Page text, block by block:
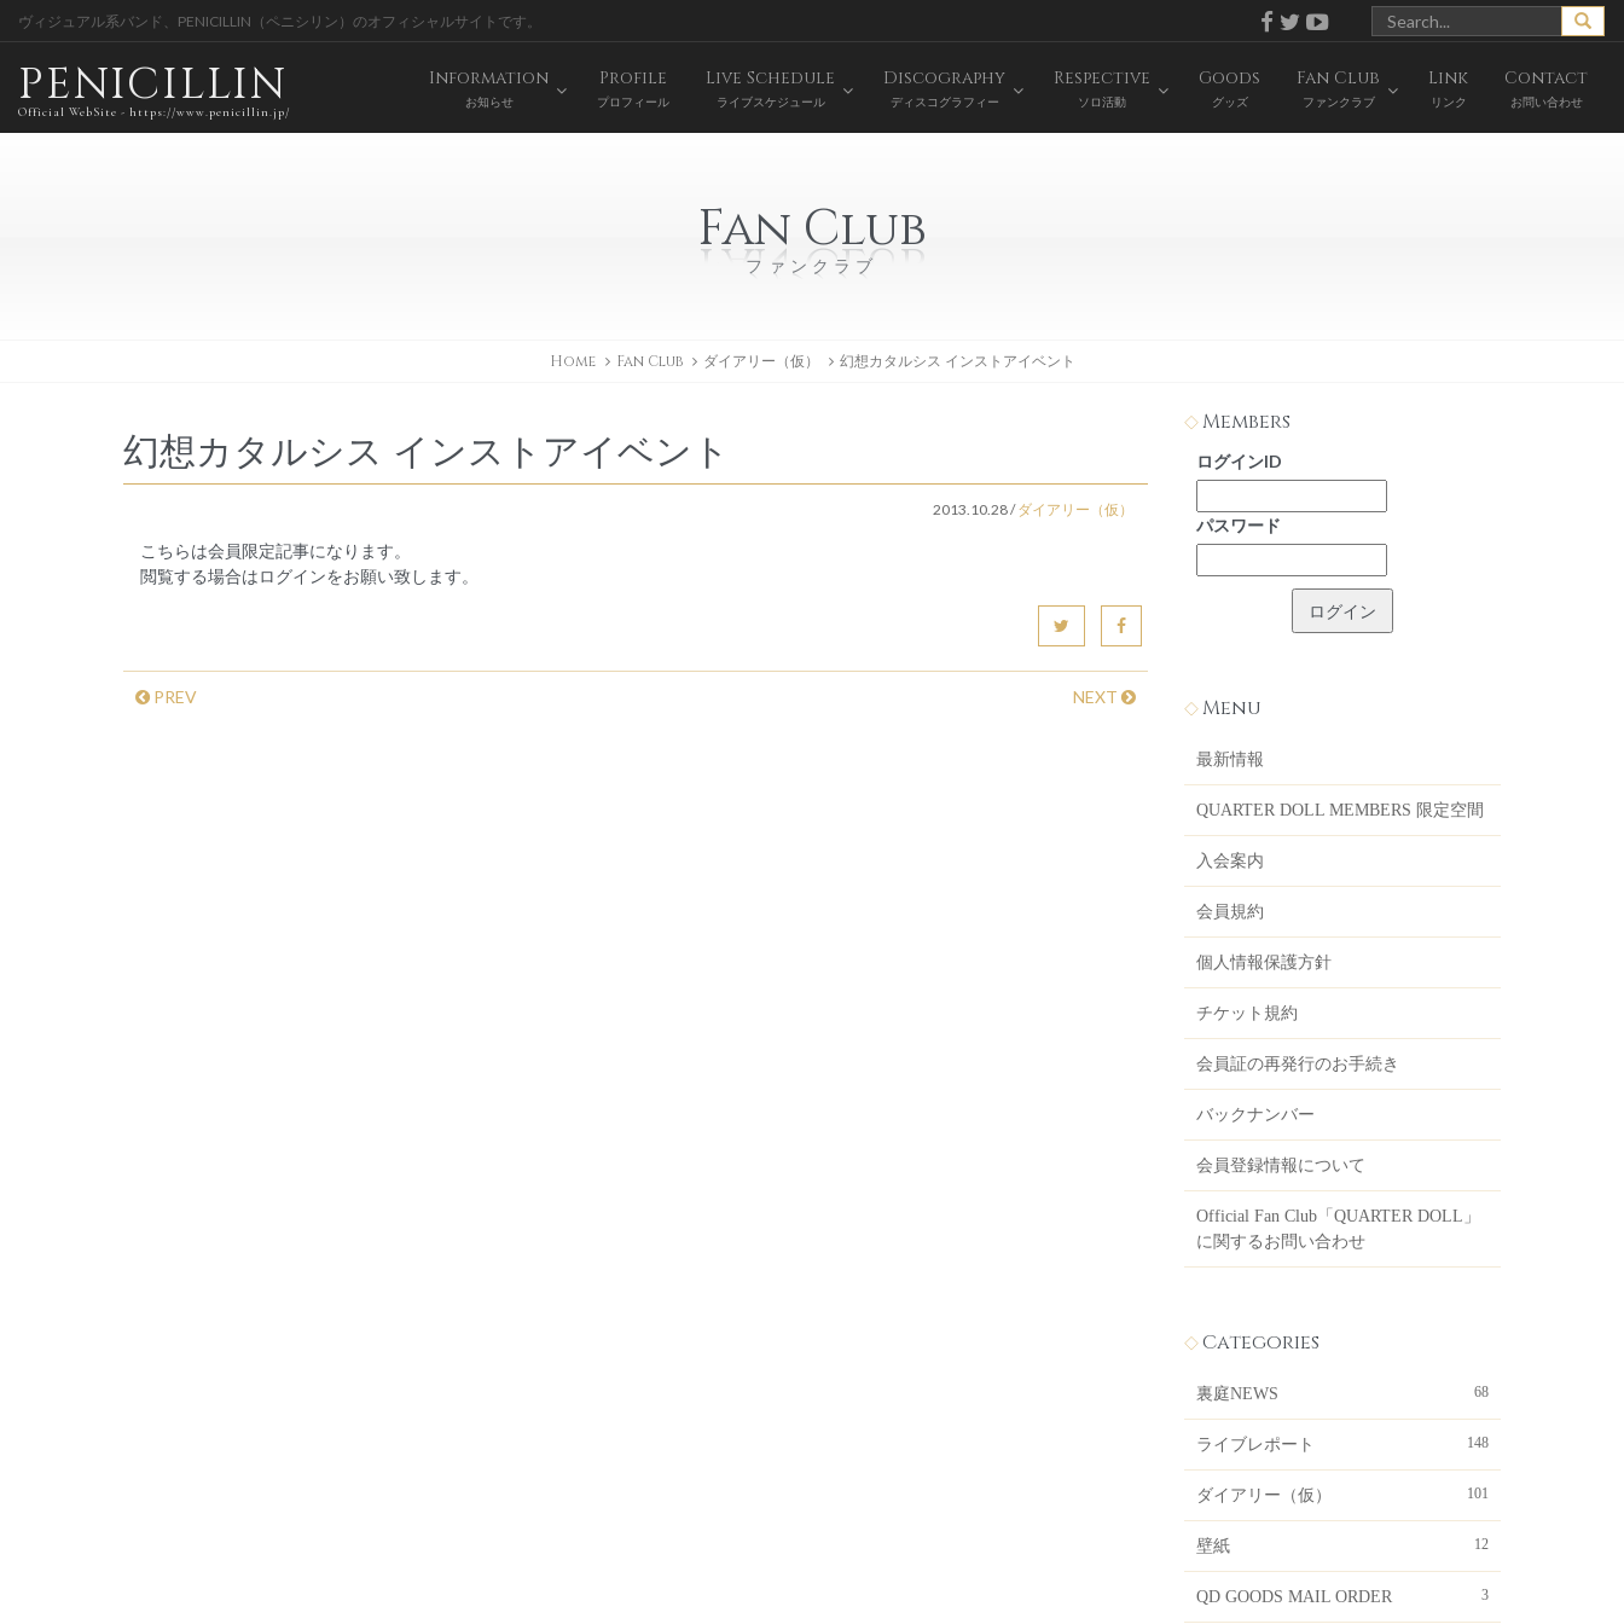
ヴィジュアル系バンド、PENICILLIN（ペニシリン）のオフィシャルサイトです。
PENICILLIN
Official WebSite - https://www.penicillin.jp/
Information
お知らせ
Profile
プロフィール
Live Schedule
ライブスケジュール
Discography
ディスコグラフィー
Respective
ソロ活動
Goods
グッズ
Fan Club
ファンクラブ
Link
リンク
Contact
お問い合わせ
Fan Club
ファンクラブ
Home Fan Club ダイアリー（仮） 幻想カタルシス インストアイベント
幻想カタルシス インストアイベント
2013.10.28/ダイアリー（仮）
こちらは会員限定記事になります。
閲覧する場合はログインをお願い致します。
PREV NEXT
Members
ログインID
パスワード
Menu
最新情報
QUARTER DOLL MEMBERS 限定空間
入会案内
会員規約
個人情報保護方針
チケット規約
会員証の再発行のお手続き
バックナンバー
会員登録情報について
Official Fan Club「QUARTER DOLL」
に関するお問い合わせ
Categories
裏庭NEWS 68
ライブレポート 148
ダイアリー（仮） 101
壁紙 12
QD GOODS MAIL ORDER 3